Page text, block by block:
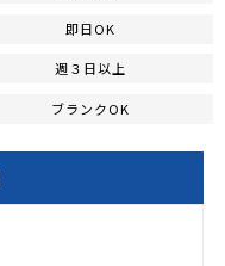
即日OK
週３日以上
ブランクOK